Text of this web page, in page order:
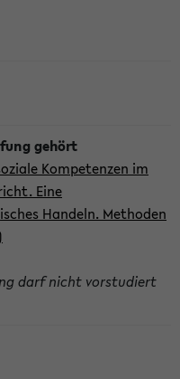
Kompetenzen im
Eine
Handeln. Methoden
darf nicht vorstudiert